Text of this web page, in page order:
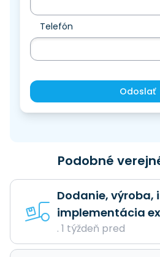
Telefón
Odoslať
Podobné
Dodanie, výroba,
implementácia
. 1 týždeň pred